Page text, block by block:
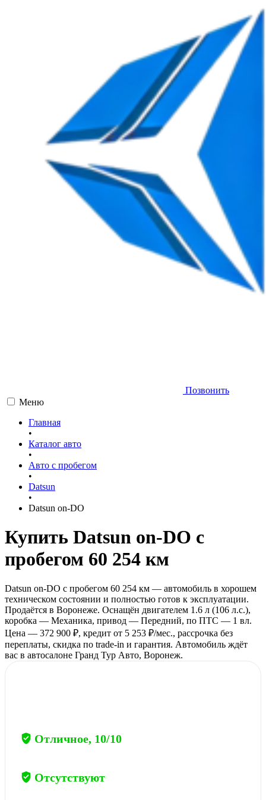
Позвонить
Меню
Главная
•
Каталог авто
•
Авто с пробегом
•
Datsun
•
Datsun on-DO
Купить Datsun on-DO с
пробегом 60 254 км
Datsun on-DO с пробегом 60 254 км — автомобиль в хорошем
техническом состоянии и полностью готов к эксплуатации.
Продаётся в Воронеже. Оснащён двигателем 1.6 л (106 л.с.),
коробка — Механика, привод — Передний, по ПТС — 1 вл.
Цена — 372 900 ₽, кредит от 5 253 ₽/мес., рассрочка без
переплаты, скидка по trade-in и гарантия. Автомобиль ждёт
вас в автосалоне Гранд Тур Авто, Воронеж.
Отличное, 10/10
Отсутствуют